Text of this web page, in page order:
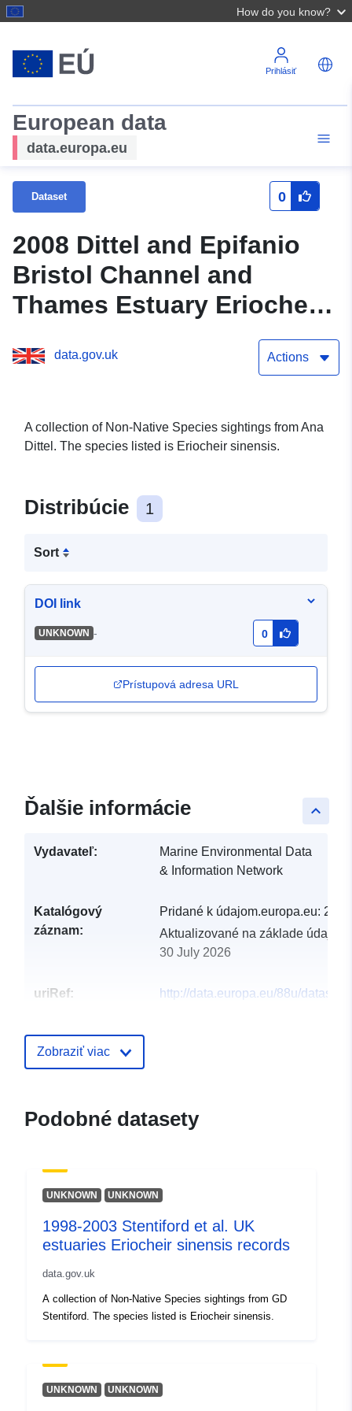
How do you know?
Prihlásiť
European data
data.europa.eu
Dataset 0
2008 Dittel and Epifanio
Bristol Channel and
Thames Estuary Eriocheir
data.gov.uk Actions
A collection of Non-Native Species sightings from Ana
Dittel. The species listed is Eriocheir sinensis.
Distribúcie 1
Sort
DOI link
UNKNOWN - 0
Prístupová adresa URL
keyboard_arrow_up
Ďalšie informácie
Vydavateľ:
Marine Environmental Data
& Information Network
Katalógový
záznam:
Pridané k údajom.europa.eu: 29
Aktualizované na základe
30 July 2026
uriRef:
http://data.europa.eu/88u/dataset/
Zobraziť viac
Podobné datasety
UNKNOWN UNKNOWN
1998-2003 Stentiford et al. UK
estuaries Eriocheir sinensis records
data.gov.uk
A collection of Non-Native Species sightings from GD
Stentiford. The species listed is Eriocheir sinensis.
UNKNOWN UNKNOWN